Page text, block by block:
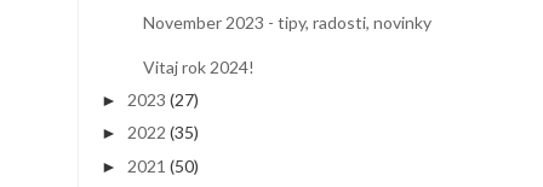
November 2023 - tipy, radosti, novinky
Vitaj rok 2024!
► 2023 (27)
► 2022 (35)
► 2021 (50)